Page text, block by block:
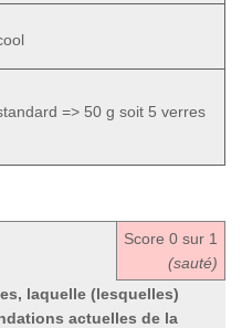
=> 50 g soit 5 verres
Score 0 sur 1
(sauté)
laquelle (lesquelles)
actuelles de la